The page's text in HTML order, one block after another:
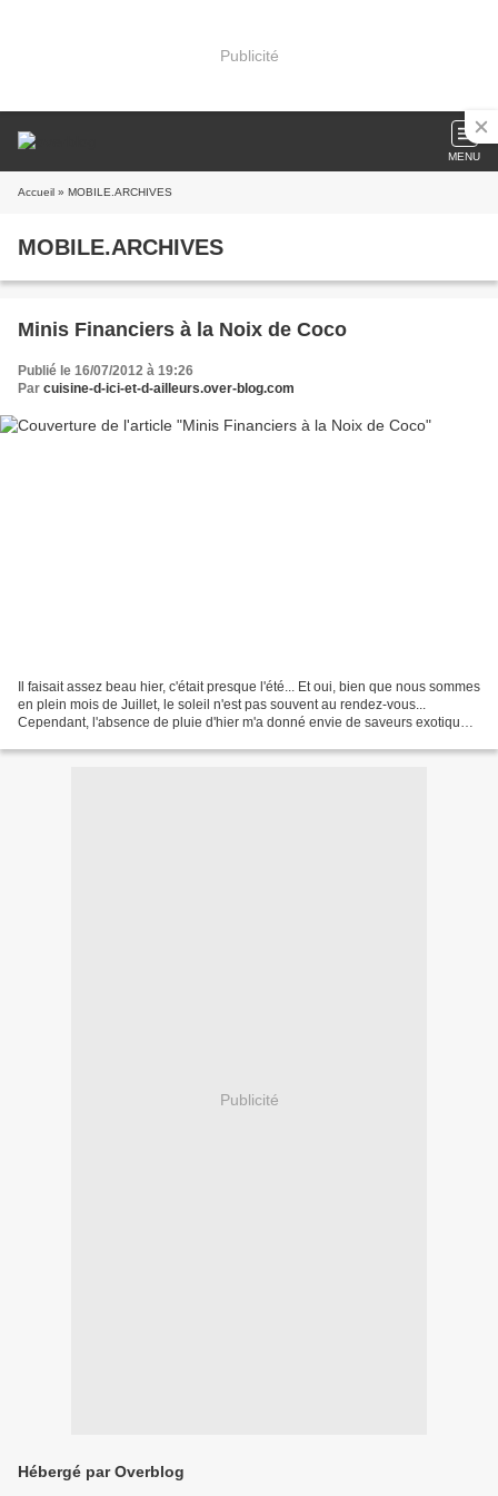
Publicité
MENU
Accueil » MOBILE.ARCHIVES
MOBILE.ARCHIVES
Minis Financiers à la Noix de Coco
Publié le 16/07/2012 à 19:26
Par cuisine-d-ici-et-d-ailleurs.over-blog.com
Il faisait assez beau hier, c'était presque l'été... Et oui, bien que nous sommes
en plein mois de Juillet, le soleil n'est pas souvent au rendez-vous...
Cependant, l'absence de pluie d'hier m'a donné envie de saveurs exotiques
Publicité
Hébergé par Overblog